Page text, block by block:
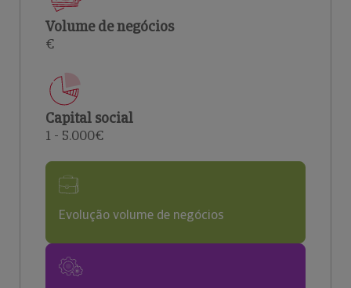
Volume de negócios
€
Capital social
1 - 5.000€
Evolução volume de negócios